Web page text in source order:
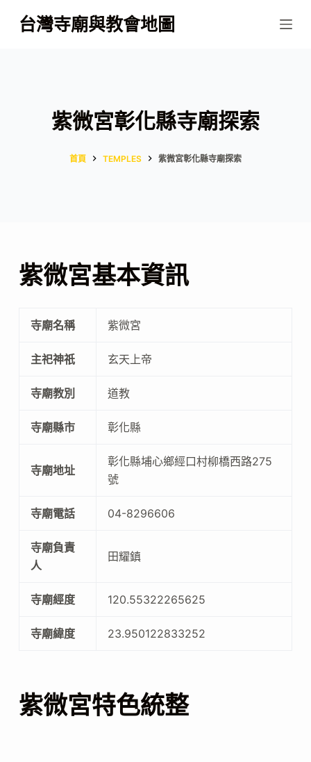
跳
至
台灣寺廟與教會地圖
紫微宮彰化縣寺廟探索
首頁 TEMPLES 紫微宮彰化縣寺廟探索
紫微宮基本資訊
寺廟名稱 紫微宮
主祀神祇 玄天上帝
寺廟教別 道教
寺廟縣市 彰化縣
寺廟地址
彰化縣埔心鄉經口村柳橋西路275
號
寺廟電話 04-8296606
寺廟負責
人
田耀鎮
寺廟經度 120.55322265625
寺廟緯度 23.950122833252
紫微宮特色統整